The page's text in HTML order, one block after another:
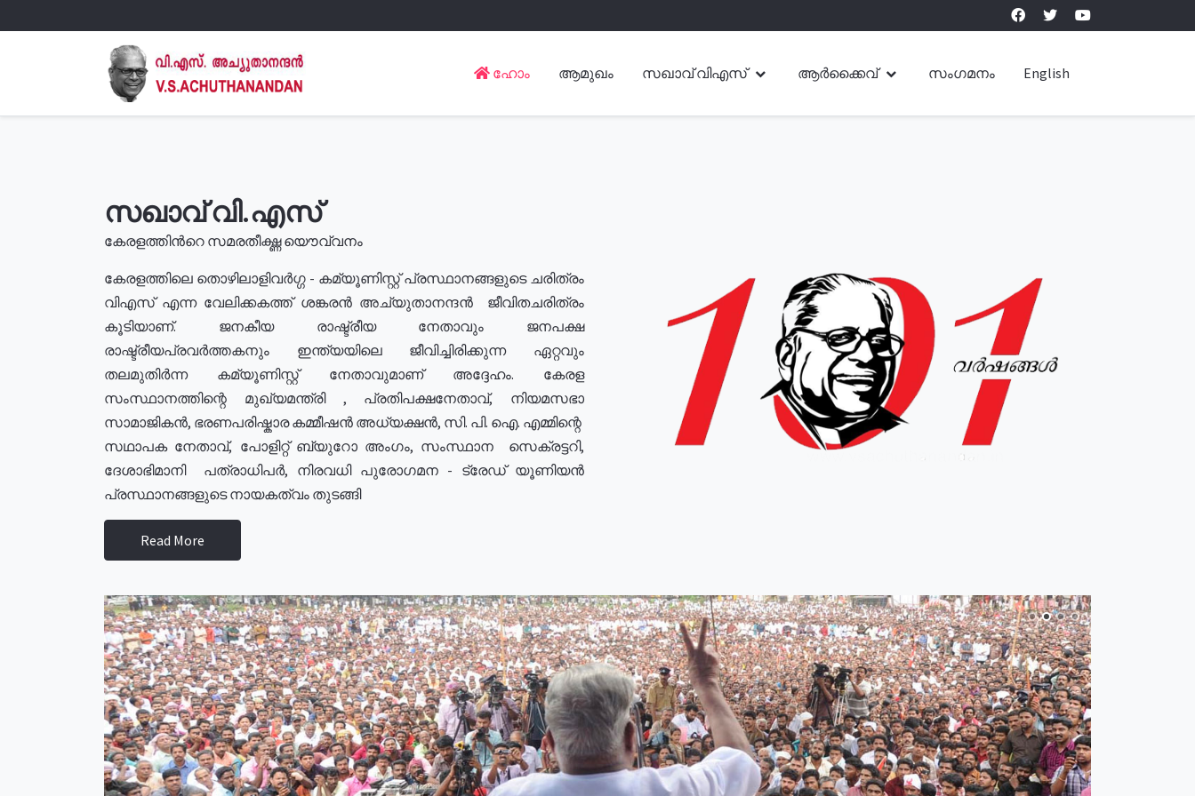
ഹോം ആമുഖം സഖാവ് വിഎസ് ആർക്കൈവ് സംഗമനം English
സഖാവ് വി.എസ്
കേരളത്തിൻറെ സമരതീക്ഷ്ണ യൌവ്വനം
കേരളത്തിലെ തൊഴിലാളിവർഗ്ഗ - കമ്യൂണിസ്റ്റ് പ്രസ്ഥാനങ്ങളുടെ ചരിത്രം
വിഎസ് എന്ന വേലിക്കകത്ത് ശങ്കരൻ അച്യുതാനന്ദൻ ജീവിതചരിത്രം
കൂടിയാണ്. ജനകീയ രാഷ്ട്രീയ നേതാവും ജനപക്ഷ
രാഷ്ട്രീയപ്രവർത്തകനും ഇന്ത്യയിലെ ജീവിച്ചിരിക്കുന്ന ഏറ്റവും
തലമുതിർന്ന കമ്യൂണിസ്റ്റ് നേതാവുമാണ് അദ്ദേഹം. കേരള
സംസ്ഥാനത്തിന്റെ മുഖ്യമന്ത്രി , പ്രതിപക്ഷനേതാവ്, നിയമസഭാ
സാമാജികൻ, ഭരണപരിഷ്കാര കമ്മീഷൻ അധ്യക്ഷൻ, സി. പി. ഐ. എമ്മിന്റെ
സഥാപക നേതാവ്, പോളിറ്റ് ബ്യുറോ അംഗം, സംസ്ഥാന സെക്രട്ടറി,
ദേശാഭിമാനി പത്രാധിപർ, നിരവധി പുരോഗമന - ട്രേഡ് യൂണിയൻ
പ്രസ്ഥാനങ്ങളുടെ നായകത്വം തുടങ്ങി
Read More